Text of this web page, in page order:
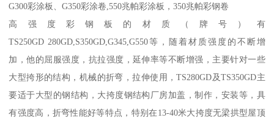
G300彩涂板、G350彩涂卷,550兆帕彩涂板，350兆帕彩钢卷
高强度彩钢板的材质（牌号）有
TS250GD 280GD,S350GD,G345,G550等，随着材质强度的不断增
加，他的屈服强度，抗拉强度，延伸率等不断增强，主要针对一些
大型挎形的结构，机械的折弯，拉伸使用，TS280GD及TS350GD主
要适于大型的钢结构，大挎度钢结构厂房加盖，制作，安装等，具
有强度高，折弯性能好等特点，特别在13-40米大挎度无梁拱型屋顶